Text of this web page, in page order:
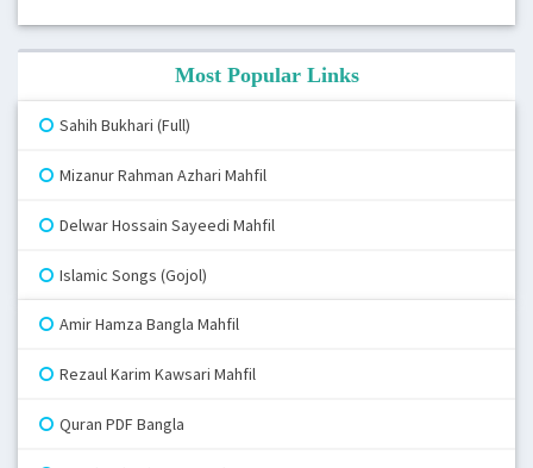
Most Popular Links
Sahih Bukhari (Full)
Mizanur Rahman Azhari Mahfil
Delwar Hossain Sayeedi Mahfil
Islamic Songs (Gojol)
Amir Hamza Bangla Mahfil
Rezaul Karim Kawsari Mahfil
Quran PDF Bangla